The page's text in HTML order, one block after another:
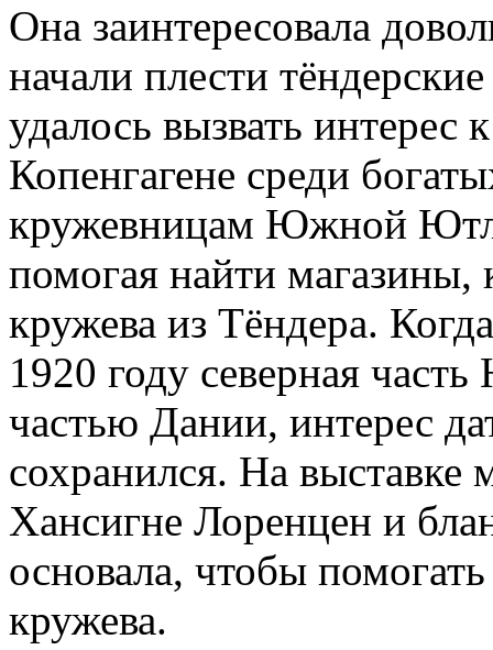
Она заинтересовала
начали плести
удалось вызвать интерес
Копенгагене среди
кружевницам Южной
помогая найти магазины,
кружева из Тёндера.
1920 году северная
частью Дании, интерес
сохранился. На
Хансигне Лоренцен и
основала, чтобы
кружева.